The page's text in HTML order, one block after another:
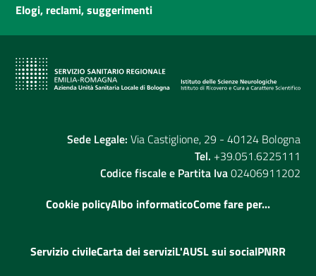
Elogi, reclami, suggerimenti
Sede Legale: Via Castiglione, 29 - 40124 Bologna
Tel. +39.051.6225111
Codice fiscale e Partita Iva02406911202
Cookie policyAlbo informaticoCome fare per...
Servizio civileCarta dei serviziL'AUSL sui socialPNRR